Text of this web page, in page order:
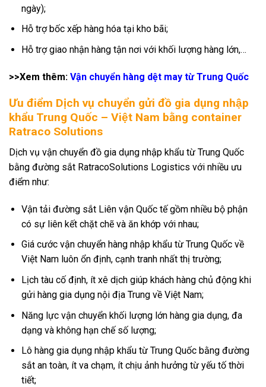
ngày);
Hỗ trợ bốc xếp hàng hóa tại kho bãi;
Hỗ trợ giao nhận hàng tận nơi với khối lượng hàng lớn,…
>>Xem thêm: Vận chuyển hàng dệt may từ Trung Quốc
Ưu điểm Dịch vụ chuyển gửi đồ gia dụng nhập
khẩu Trung Quốc – Việt Nam bằng container
Ratraco Solutions
Dịch vụ vận chuyển đồ gia dụng nhập khẩu từ Trung Quốc
bằng đường sắt RatracoSolutions Logistics với nhiều ưu
điểm như:
Vận tải đường sắt Liên vận Quốc tế gồm nhiều bộ phận
có sự liên kết chặt chẽ và ăn khớp với nhau;
Giá cước vận chuyển hàng nhập khẩu từ Trung Quốc về
Việt Nam luôn ổn định, cạnh tranh nhất thị trường;
Lịch tàu cố định, ít xê dịch giúp khách hàng chủ động khi
gửi hàng gia dụng nội địa Trung về Việt Nam;
Năng lực vận chuyển khối lượng lớn hàng gia dụng, đa
dạng và không hạn chế số lượng;
Lô hàng gia dụng nhập khẩu từ Trung Quốc bằng đường
sắt an toàn, ít va chạm, ít chịu ảnh hưởng từ yếu tố thời
tiết;